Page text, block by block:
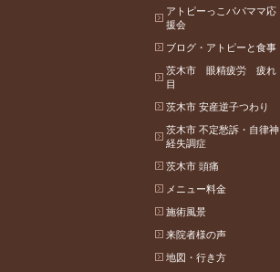
アトピーっこパパママ応
援会
ブログ・アトピーと食事
茨木市 眼精疲労 疲れ
目
茨木市 安産逆子つわり
茨木市 不定愁訴・自律神
経失調症
茨木市 頭痛
メニュー料金
施術風景
来院者様の声
地図・行き方